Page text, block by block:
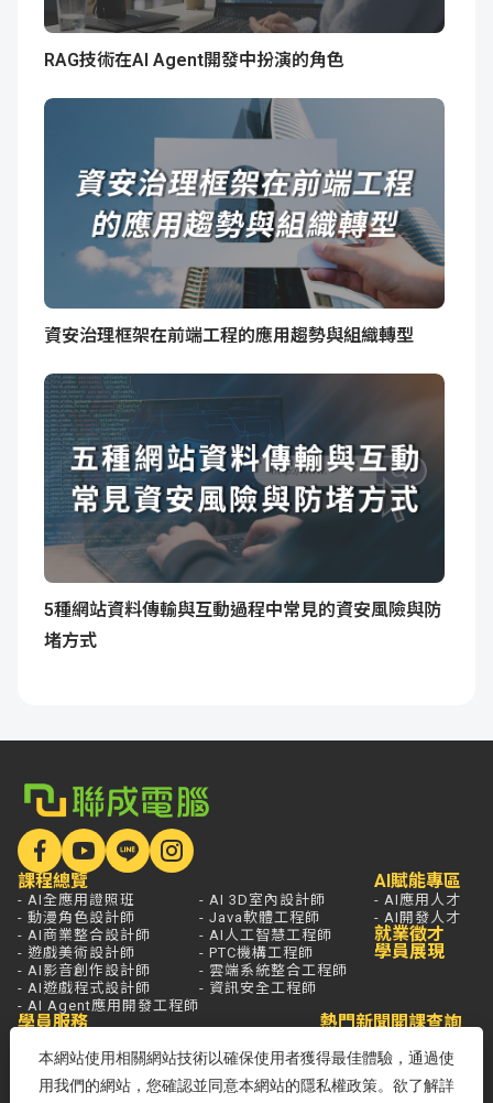
RAG技術在AI Agent開發中扮演的角色
資安治理框架在前端工程的應用趨勢與組織轉型
5種網站資料傳輸與互動過程中常見的資安風險與防
堵方式
課程總覽
- AI全應用證照班
- 動漫角色設計師
- AI商業整合設計師
- 遊戲美術設計師
- AI影音創作設計師
- AI遊戲程式設計師
- AI Agent應用開發工程師
- AI 3D室內設計師
- Java軟體工程師
- AI人工智慧工程師
- PTC機構工程師
- 雲端系統整合工程師
- 資訊安全工程師
AI賦能專區
- AI應用人才
- AI開發人才
就業徵才
學員展現
學員服務
- 國家登錄AI人才培訓機構
- 品牌故事
- 品牌大事記
熱門新聞開課查詢
本網站使用相關網站技術以確保使用者獲得最佳體驗，通過使
用我們的網站，您確認並同意本網站的隱私權政策。欲了解詳